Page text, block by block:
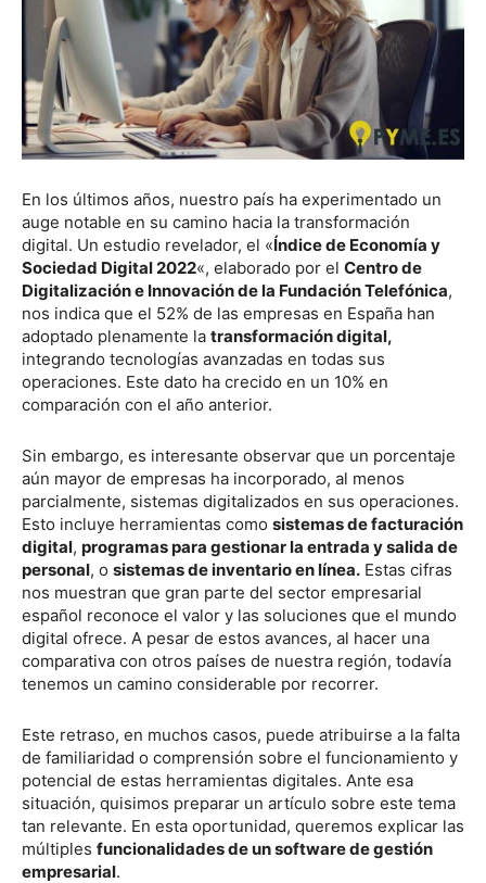
En los últimos años, nuestro país ha experimentado un
auge notable en su camino hacia la transformación
digital. Un estudio revelador, el «Índice de Economía y
Sociedad Digital 2022«, elaborado por el Centro de
Digitalización e Innovación de la Fundación Telefónica,
nos indica que el 52% de las empresas en España han
adoptado plenamente la transformación digital,
integrando tecnologías avanzadas en todas sus
operaciones. Este dato ha crecido en un 10% en
comparación con el año anterior.
Sin embargo, es interesante observar que un porcentaje
aún mayor de empresas ha incorporado, al menos
parcialmente, sistemas digitalizados en sus operaciones.
Esto incluye herramientas como sistemas de facturación
digital, programas para gestionar la entrada y salida de
personal, o sistemas de inventario en línea. Estas cifras
nos muestran que gran parte del sector empresarial
español reconoce el valor y las soluciones que el mundo
digital ofrece. A pesar de estos avances, al hacer una
comparativa con otros países de nuestra región, todavía
tenemos un camino considerable por recorrer.
Este retraso, en muchos casos, puede atribuirse a la falta
de familiaridad o comprensión sobre el funcionamiento y
potencial de estas herramientas digitales. Ante esa
situación, quisimos preparar un artículo sobre este tema
tan relevante. En esta oportunidad, queremos explicar las
múltiples funcionalidades de un software de gestión
empresarial.